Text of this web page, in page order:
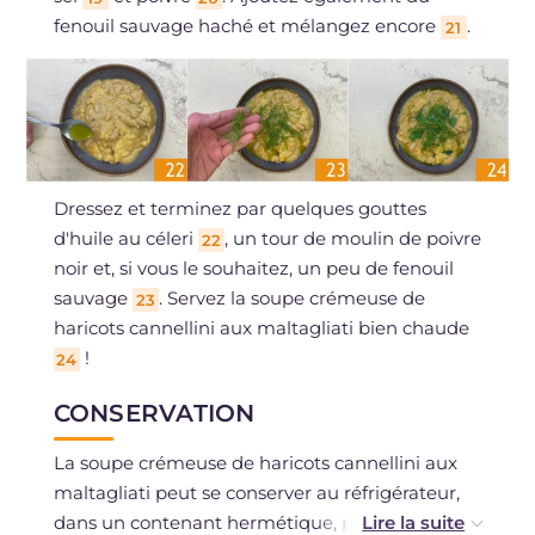
fenouil sauvage haché et mélangez encore 21 .
Dressez et terminez par quelques gouttes
d'huile au céleri 22 , un tour de moulin de poivre
noir et, si vous le souhaitez, un peu de fenouil
sauvage 23 . Servez la soupe crémeuse de
haricots cannellini aux maltagliati bien chaude
24 !
CONSERVATION
La soupe crémeuse de haricots cannellini aux
maltagliati peut se conserver au réfrigérateur,
dans un contenant hermétique, pendant12